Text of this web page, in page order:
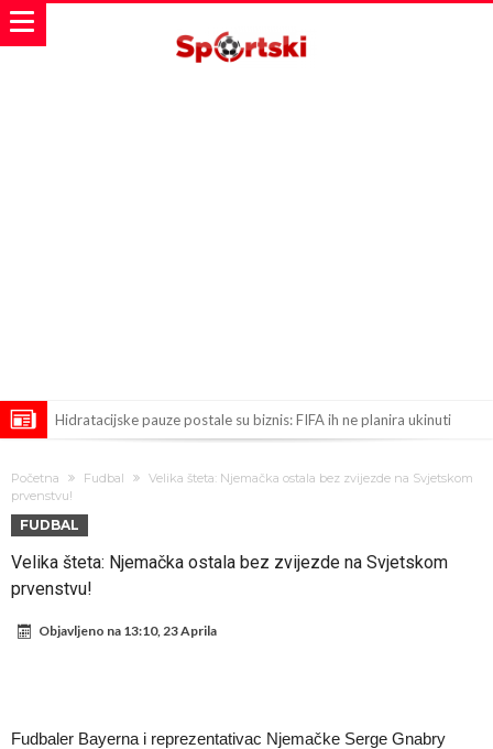
Hidratacijske pauze postale su biznis: FIFA ih ne planira ukinuti
Atletika?!
Ovo se Novaku nikad nije dešavalo: Sinner i Alcaraz odustaju, a
Zverev se odmah “raspao”
Infantino imao ljubavnicu: Isplivale skandalozne informacije, dobila je
novac od UEFA
Mourinho uvodi strogu disciplinu u Real Madrid. Ovo su tri nova
Početna Fudbal
Velika šteta: Njemačka ostala bez zvijezde na Svjetskom
prvenstvu!
FUDBAL
Velika šteta: Njemačka ostala bez zvijezde na Svjetskom
prvenstvu!
Objavljeno na 13:10, 23 Aprila
Fudbaler Bayerna i reprezentativac Njemačke Serge Gnabry